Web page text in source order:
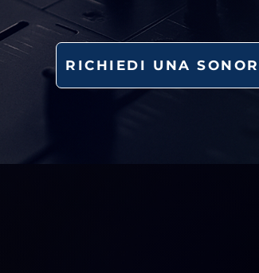
RICHIEDI UNA